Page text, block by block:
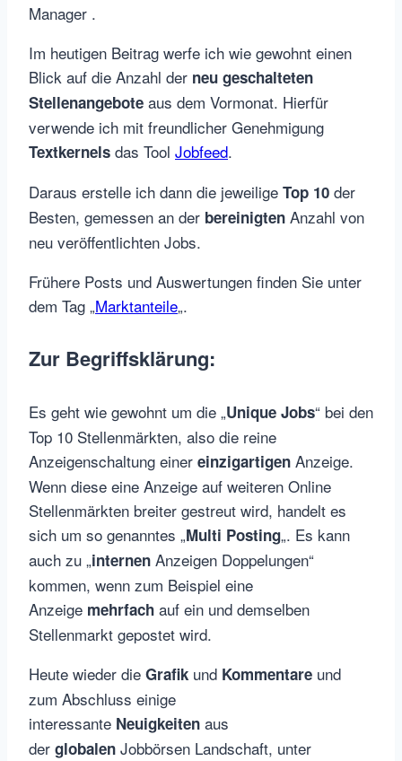
Manager .
Im heutigen Beitrag werfe ich wie gewohnt einen
Blick auf die Anzahl der neu geschalteten
Stellenangebote aus dem Vormonat. Hierfür
verwende ich mit freundlicher Genehmigung
Textkernels das Tool Jobfeed.
Daraus erstelle ich dann die jeweilige Top 10 der
Besten, gemessen an der bereinigten Anzahl von
neu veröffentlichten Jobs.
Frühere Posts und Auswertungen finden Sie unter
dem Tag „Marktanteile„.
Zur Begriffsklärung:
Es geht wie gewohnt um die „Unique Jobs“ bei den
Top 10 Stellenmärkten, also die reine
Anzeigenschaltung einer einzigartigen Anzeige.
Wenn diese eine Anzeige auf weiteren Online
Stellenmärkten breiter gestreut wird, handelt es
sich um so genanntes „Multi Posting„. Es kann
auch zu „internen Anzeigen Doppelungen“
kommen, wenn zum Beispiel eine
Anzeige mehrfach auf ein und demselben
Stellenmarkt gepostet wird.
Heute wieder die Grafik und Kommentare und
zum Abschluss einige
interessante Neuigkeiten aus
der globalen Jobbörsen Landschaft, unter